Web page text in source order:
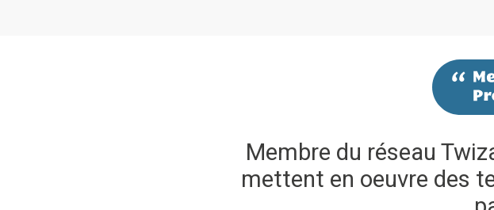
Membre du réseau
mettent en oeuvre des